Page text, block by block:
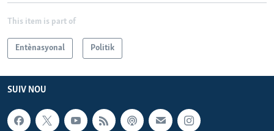
This item is part of
Entènasyonal Politik
SUIV NOU